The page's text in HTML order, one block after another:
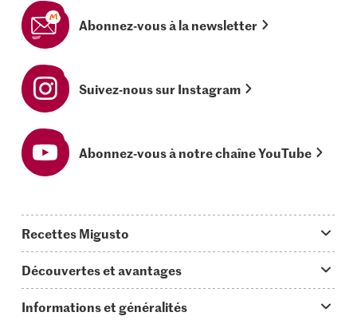
Abonnez-vous à la newsletter
Suivez-nous sur Instagram
Abonnez-vous à notre chaîne YouTube
Recettes Migusto
Idées de menus
Découvertes et avantages
Informations et généralités